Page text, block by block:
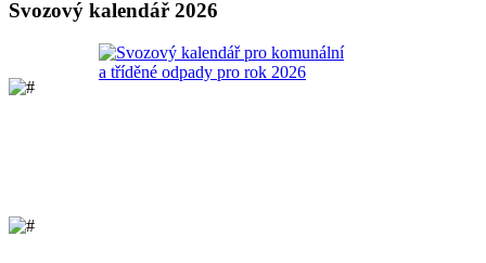
Svozový kalendář 2026